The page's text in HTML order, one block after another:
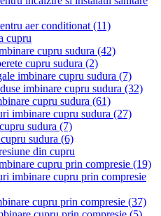
aer conditionat (11)
cupru
cupru sudura (42)
cupru sudura (2)
imbinare cupru sudura (7)
imbinare cupru sudura (32)
cupru sudura (61)
imbinare cupru sudura (27)
sudura (7)
sudura (6)
din cupru
cupru prin compresie (19)
imbinare cupru prin compresie
cupru prin compresie (37)